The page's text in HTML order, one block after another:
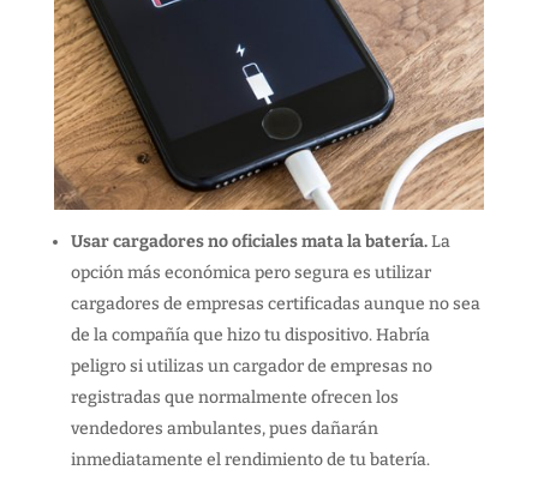
Usar cargadores no oficiales mata la batería.La
opción más económica pero segura es utilizar
cargadores de empresas certificadas aunque no sea
de la compañía que hizo tu dispositivo. Habría
peligro si utilizas un cargador de empresas no
registradas que normalmente ofrecen los
vendedores ambulantes, pues dañarán
inmediatamente el rendimiento de tu batería.